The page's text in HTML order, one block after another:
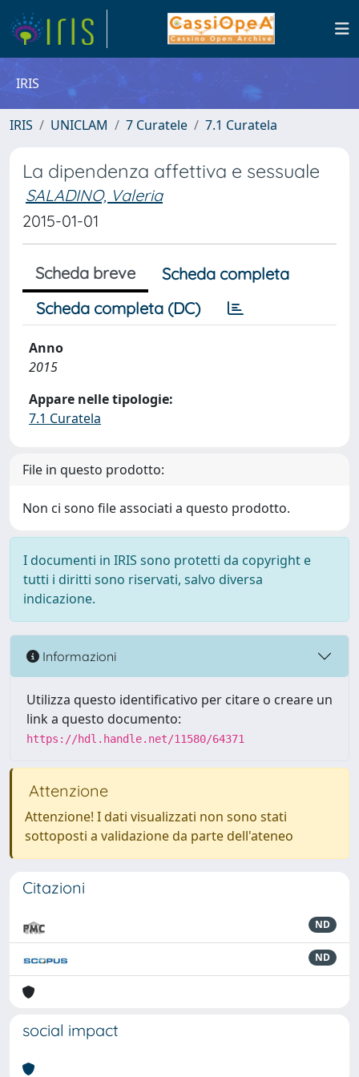
IRIS
IRIS UNICLAM 7 Curatele 7.1 Curatela
La dipendenza affettiva e sessuale
SALADINO, Valeria
2015-01-01
Scheda breve
Scheda completa
Scheda completa (DC)
Anno
2015
Appare nelle tipologie:
7.1 Curatela
File in questo prodotto:
Non ci sono file associati a questo prodotto.
I documenti in IRIS sono protetti da copyright e
tutti i diritti sono riservati, salvo diversa
indicazione.
Informazioni
Utilizza questo identificativo per citare o creare un
link a questo documento:
https://hdl.handle.net/11580/64371
Attenzione
Attenzione! I dati visualizzati non sono stati
sottoposti a validazione da parte dell'ateneo
Citazioni
ND
ND
social impact